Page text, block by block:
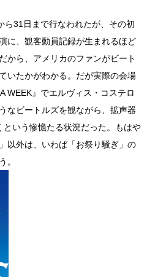
ら31日まで行なわれたが、その初
に、観客動員記録が生まれるほど
から、アメリカのファンがビート
いたかがわかる。だが実際の会場
WEEK』でエルヴィス・コステロ
なビートルズを観ながら、拡声器
いう惨憺たる状況だった。もはや
以外は、いわば「お祭り騒ぎ」の
。